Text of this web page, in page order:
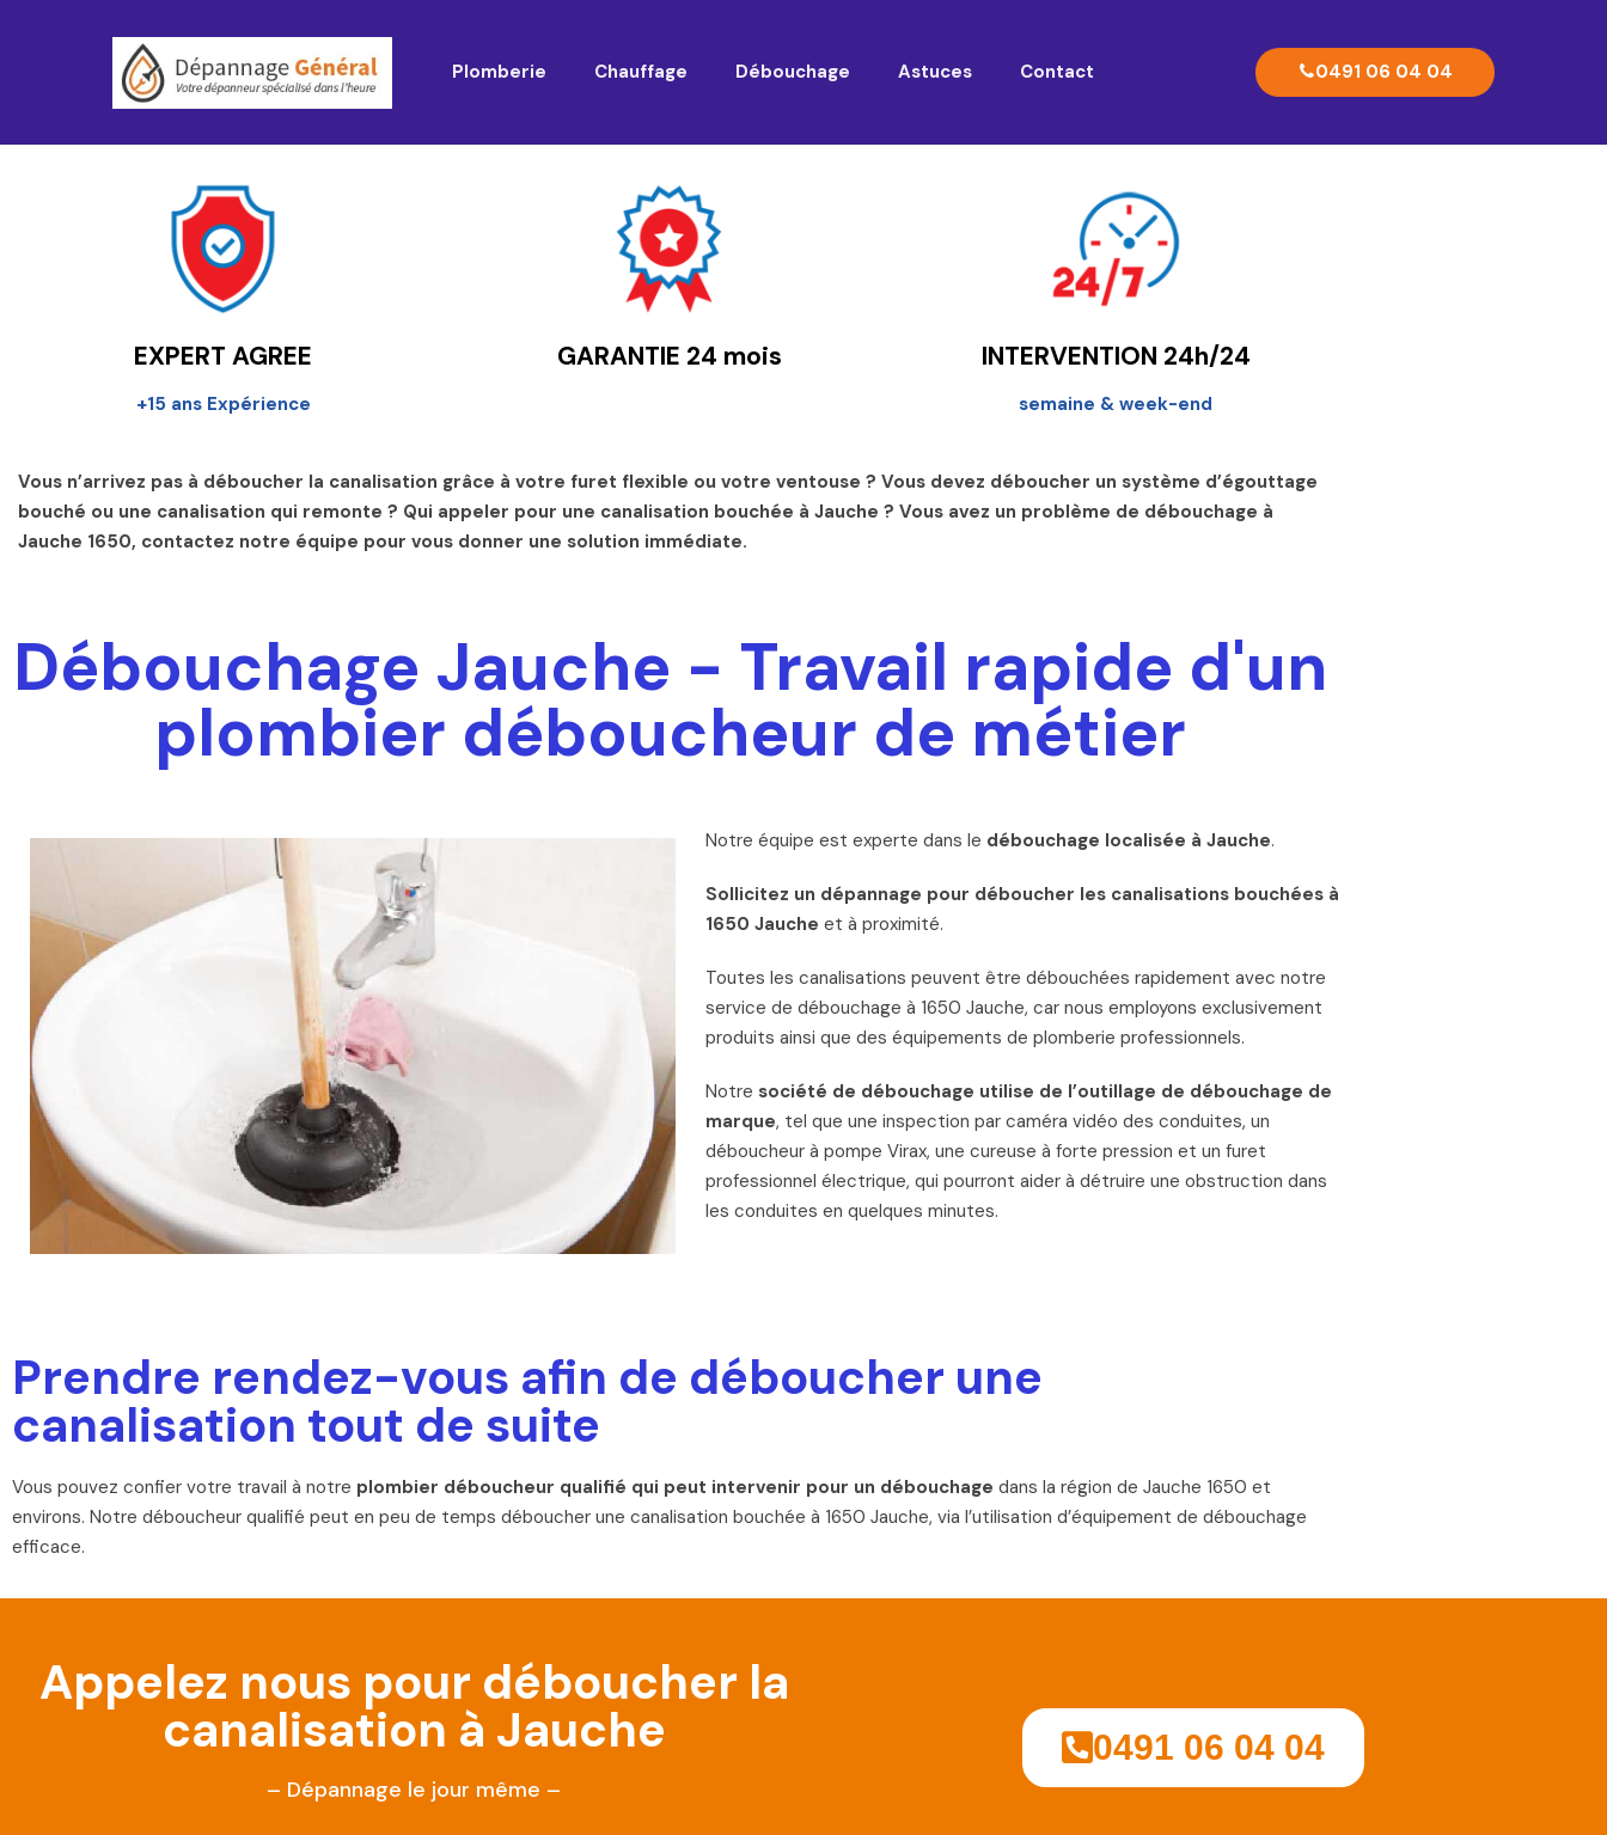
Plomberie Chauffage Débouchage Astuces Contact 0491 06 04 04
EXPERT AGREE
+15 ans Expérience
GARANTIE 24 mois INTERVENTION 24h/24
semaine & week-end
Vous n’arrivez pas à déboucher la canalisation grâce à votre furet flexible ou votre ventouse ? Vous devez déboucher un système d’égouttage
bouché ou une canalisation qui remonte ? Qui appeler pour une canalisation bouchée à Jauche ? Vous avez un problème de débouchage à
Jauche 1650, contactez notre équipe pour vous donner une solution immédiate.
Débouchage Jauche - Travail rapide d'un
plombier déboucheur de métier
Notre équipe est experte dans le débouchage localisée à Jauche.
Sollicitez un dépannage pour déboucher les canalisations bouchées à
1650 Jauche et à proximité.
Toutes les canalisations peuvent être débouchées rapidement avec notre
service de débouchage à 1650 Jauche, car nous employons exclusivement
produits ainsi que des équipements de plomberie professionnels.
Notre société de débouchage utilise de l’outillage de débouchage de
marque, tel que une inspection par caméra vidéo des conduites, un
déboucheur à pompe Virax, une cureuse à forte pression et un furet
professionnel électrique, qui pourront aider à détruire une obstruction dans
les conduites en quelques minutes.
Prendre rendez-vous afin de déboucher une
canalisation tout de suite
Vous pouvez confier votre travail à notre plombier déboucheur qualifié qui peut intervenir pour un débouchage dans la région de Jauche 1650 et
environs. Notre déboucheur qualifié peut en peu de temps déboucher une canalisation bouchée à 1650 Jauche, via l’utilisation d’équipement de débouchage
efficace.
Appelez nous pour déboucher la
canalisation à Jauche
– Dépannage le jour même –
0491 06 04 04